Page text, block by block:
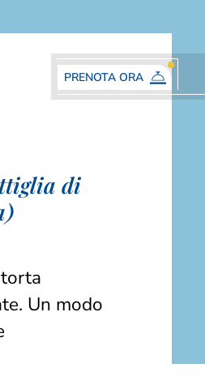
PRENOTA ORA
di
Un modo